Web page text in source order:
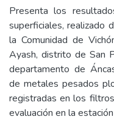
Presenta los
superficiales,
la Comunidad de
Ayash, distrito de San
departamento de
de metales pesados
registradas en los
evaluación en la